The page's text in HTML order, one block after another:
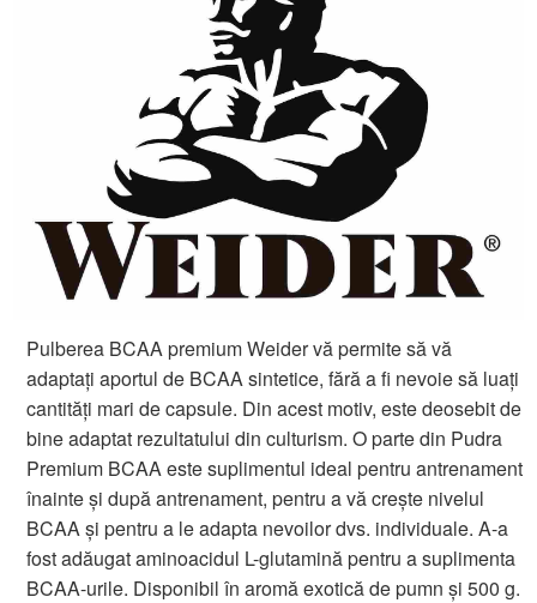
Pulberea BCAA premium Weider vă permite să vă
adaptați aportul de BCAA sintetice, fără a fi nevoie să luați
cantități mari de capsule. Din acest motiv, este deosebit de
bine adaptat rezultatului din culturism. O parte din Pudra
Premium BCAA este suplimentul ideal pentru antrenament
înainte și după antrenament, pentru a vă crește nivelul
BCAA și pentru a le adapta nevoilor dvs. individuale. A-a
fost adăugat aminoacidul L-glutamină pentru a suplimenta
BCAA-urile. Disponibil în aromă exotică de pumn și 500 g.